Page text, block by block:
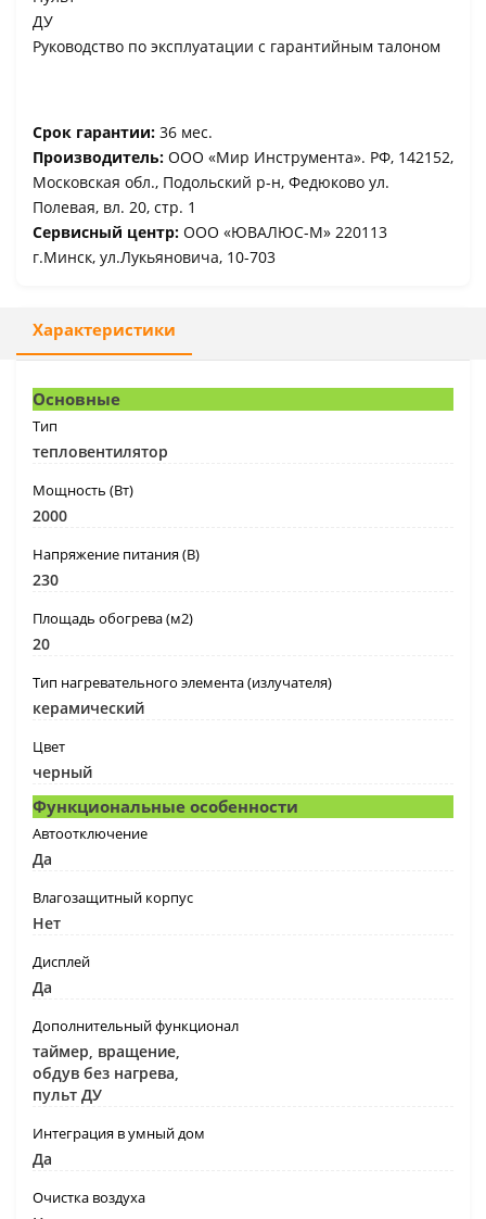
ДУ
Руководство по эксплуатации с гарантийным талоном
Срок гарантии: 36 мес.
Производитель: ООО «Мир Инструмента». РФ, 142152,
Московская обл., Подольский р-н, Федюково ул.
Полевая, вл. 20, стр. 1
Сервисный центр: ООО «ЮВАЛЮС-М» 220113
г.Минск, ул.Лукьяновича, 10-703
Характеристики
Основные
Тип
тепловентилятор
Мощность (Вт)
2000
Напряжение питания (В)
230
Площадь обогрева (м2)
20
Тип нагревательного элемента (излучателя)
керамический
Цвет
черный
Функциональные особенности
Автоотключение
Да
Влагозащитный корпус
Нет
Дисплей
Да
Дополнительный функционал
таймер, вращение,
обдув без нагрева,
пульт ДУ
Интеграция в умный дом
Да
Очистка воздуха